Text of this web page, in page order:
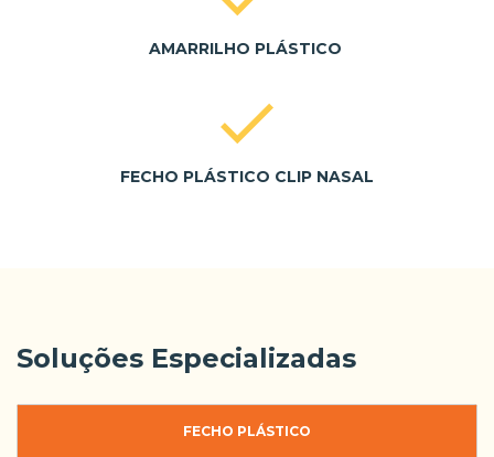
AMARRILHO PLÁSTICO
FECHO PLÁSTICO CLIP NASAL
Soluções Especializadas
FECHO PLÁSTICO